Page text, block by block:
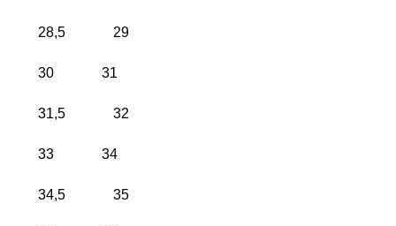
28,5 29
30 31
31,5 32
33 34
34,5 35